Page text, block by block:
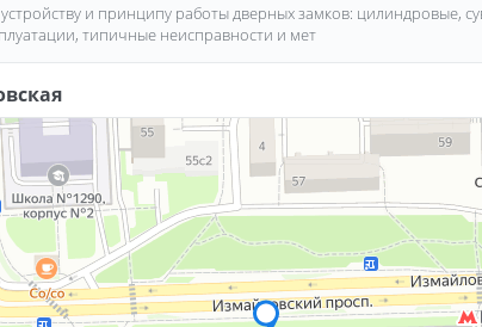
и принципу работы дверных замков: цилиндровые,
типичные неисправности и мет